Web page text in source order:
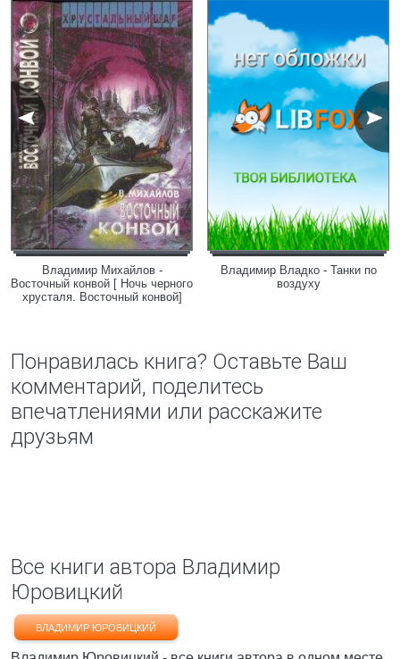
Владимир Михайлов -
Восточный конвой [ Ночь черного
хрусталя. Восточный конвой]
Владимир Владко - Танки по
воздуху
Понравилась книга? Оставьте Ваш
комментарий, поделитесь
впечатлениями или расскажите
друзьям
Все книги автора Владимир
Юровицкий
ВЛАДИМИР ЮРОВИЦКИЙ